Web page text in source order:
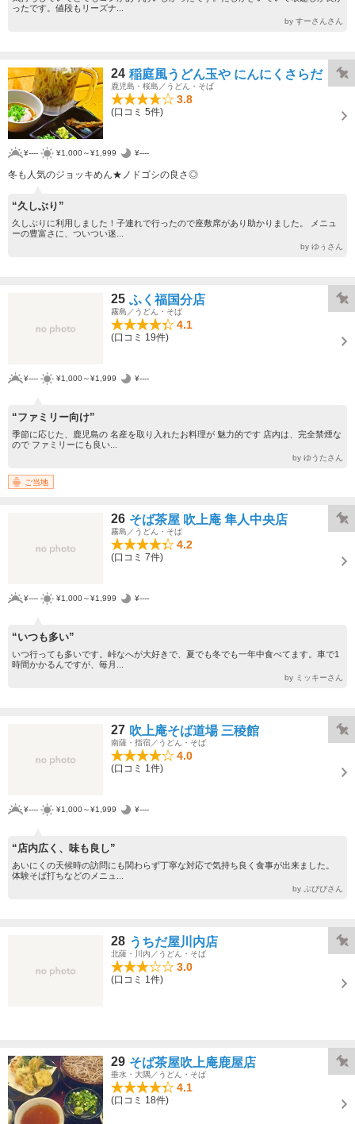
ったです。値段もリーズナ...
by すーさんさん
24 稲庭風うどん玉や にんにくさらだ
鹿児島・桜島／うどん・そば
3.8
(口コミ 5件)
¥---- ¥1,000～¥1,999 ¥----
冬も人気のジョッキめん★ノドゴシの良さ◎
“久しぶり”
久しぶりに利用しました！子連れで行ったので座敷席があり助かりました。 メニュ
ーの豊富さに、ついつい迷...
by ゆぅさん
25 ふく福国分店
霧島／うどん・そば
4.1
(口コミ 19件)
¥---- ¥1,000～¥1,999 ¥----
“ファミリー向け”
季節に応じた、鹿児島の 名産を取り入れたお料理が 魅力的です 店内は、完全禁煙な
ので ファミリーにも良い...
by ゆうたさん
ご当地
26 そば茶屋 吹上庵 隼人中央店
霧島／うどん・そば
4.2
(口コミ 7件)
¥---- ¥1,000～¥1,999 ¥----
“いつも多い”
いつ行っても多いです。峠なへが大好きで、夏でも冬でも一年中食べてます。車で1
時間かかるんですが、毎月...
by ミッキーさん
27 吹上庵そば道場 三稜館
南薩・指宿／うどん・そば
4.0
(口コミ 1件)
¥---- ¥1,000～¥1,999 ¥----
“店内広く、味も良し”
あいにくの天候時の訪問にも関わらず丁寧な対応で気持ち良く食事が出来ました。
体験そば打ちなどのメニュ...
by ぷぴぴさん
28 うちだ屋川内店
北薩・川内／うどん・そば
3.0
(口コミ 1件)
29 そば茶屋吹上庵鹿屋店
垂水・大隅／うどん・そば
4.1
(口コミ 18件)